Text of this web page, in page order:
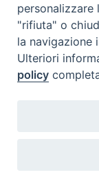
personalizzare
"rifiuta" o
la navigazione
Ulteriori
policy